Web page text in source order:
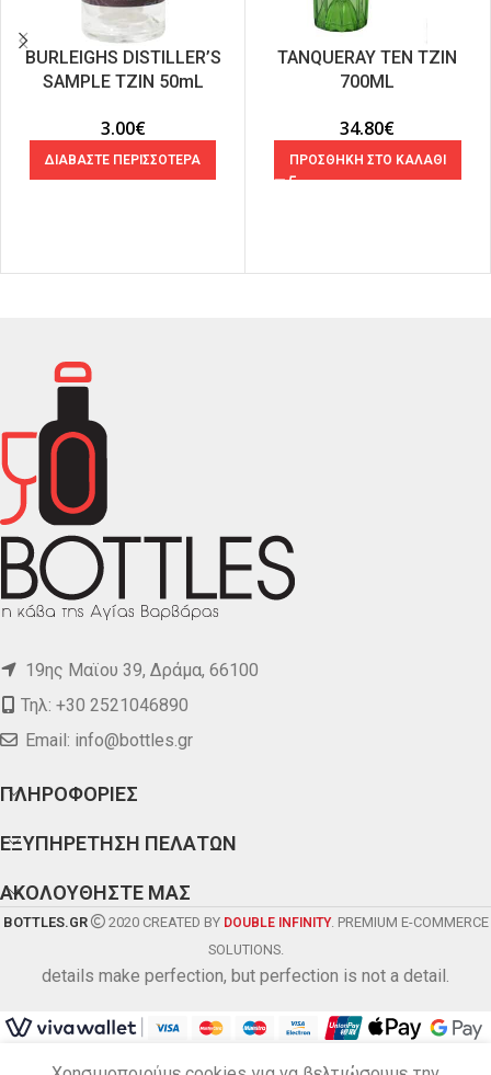
BURLEIGHS DISTILLER’S
SAMPLE ΤΖΙΝ 50mL
3.00€
ΔΙΑΒΑΣΤΕ ΠΕΡΙΣΣΟΤΕΡΑ
ΤΑΝQUERAY TEN ΤΖΙΝ
700ML
34.80€
ΠΡΟΣΘΗΚΗ ΣΤΟ ΚΑΛΑΘΙ
19ης Μαϊου 39, Δράμα, 66100
Τηλ: +30 2521046890
Email: info@bottles.gr
ΠΛΗΡΟΦΟΡΙΕΣ
ΕΞΥΠΗΡΕΤΗΣΗ ΠΕΛΑΤΩΝ
ΑΚΟΛΟΥΘΗΣΤΕ ΜΑΣ
BOTTLES.GR 2020 CREATED BY DOUBLE INFINITY. PREMIUM E-COMMERCE
SOLUTIONS.
details make perfection, but perfection is not a detail.